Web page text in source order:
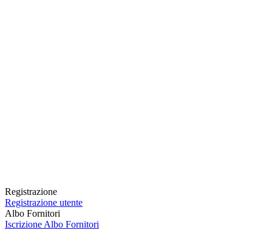
Registrazione
Registrazione utente
Albo Fornitori
Iscrizione Albo Fornitori